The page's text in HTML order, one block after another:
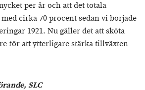
per år och att det totala
cirka 70 procent sedan vi började
1921. Nu gäller det att sköta
för att ytterligare stärka tillväxten
SLC